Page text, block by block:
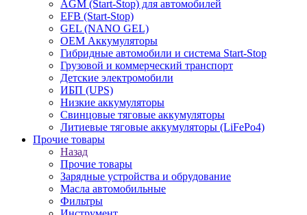
AGM (Start-Stop) для автомобилей
EFB (Start-Stop)
GEL (NANO GEL)
OEM Аккумуляторы
Гибридные автомобили и система Start-Stop
Грузовой и коммерческий транспорт
Детские электромобили
ИБП (UPS)
Низкие аккумуляторы
Свинцовые тяговые аккумуляторы
Литиевые тяговые аккумуляторы (LiFePo4)
Прочие товары
Назад
Прочие товары
Зарядные устройства и обрудование
Масла автомобильные
Фильтры